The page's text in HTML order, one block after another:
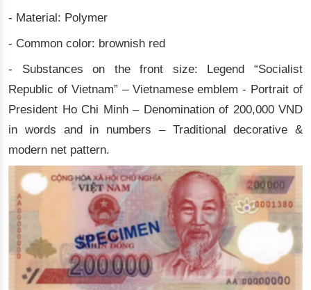
- Material: Polymer
- Common color: brownish red
- Substances on the front size: Legend “Socialist
Republic of Vietnam” – Vietnamese emblem - Portrait of
President Ho Chi Minh – Denomination of 200,000 VND
in words and in numbers – Traditional decorative &
modern net pattern.